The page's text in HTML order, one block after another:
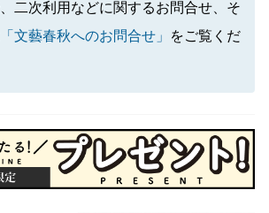
二次利用などに関するお問合せ、そ
「文藝春秋へのお問合せ」
をご覧くだ